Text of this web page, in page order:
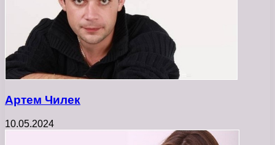
Артем Чилек
10.05.2024